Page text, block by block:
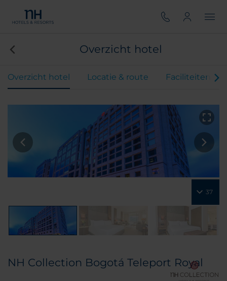
Overzicht hotel
Overzicht hotel Locatie & route Faciliteiten
37
NH Collection Bogotá Teleport Royal